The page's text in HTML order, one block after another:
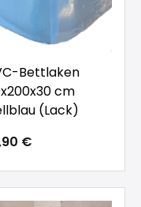
Bettlaken
cm
(Lack)
€